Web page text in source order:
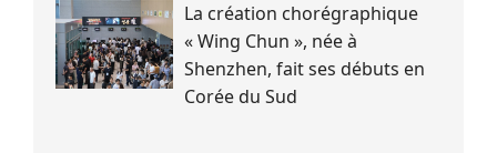
Robotics)
La création chorégraphique
« Wing Chun », née à
Shenzhen, fait ses débuts en
Corée du Sud